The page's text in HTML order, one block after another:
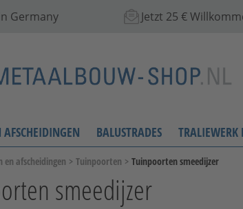
Germany Jetzt 25 €
BALUSTRADES
en afscheidingen > Tuinpoorten > Tuinpoorten smeedijzer
smeedijzer